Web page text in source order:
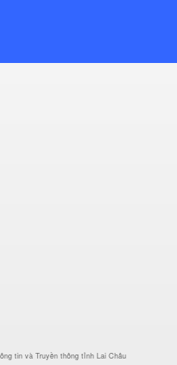
tin và Truyền thông tỉnh Lai Châu